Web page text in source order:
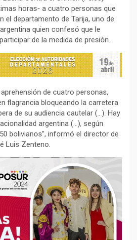
horas- a cuatro personas que
el departamento de Tarija, uno de
quien confesó que le
de la medida de presión.
de cuatro personas,
flagrancia bloqueando la carretera
de su audiencia cautelar (…). Hay
argentina (…), según
bolivianos”, informó el director de
Luis Zenteno.